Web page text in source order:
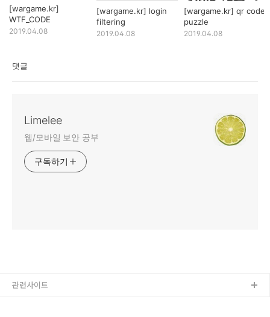
[wargame.kr]
WTF_CODE
2019.04.08
[wargame.kr] login
filtering
2019.04.08
[wargame.kr] qr code
puzzle
2019.04.08
댓글
Limelee
웹/모바일 보안 공부
구독하기
관련사이트